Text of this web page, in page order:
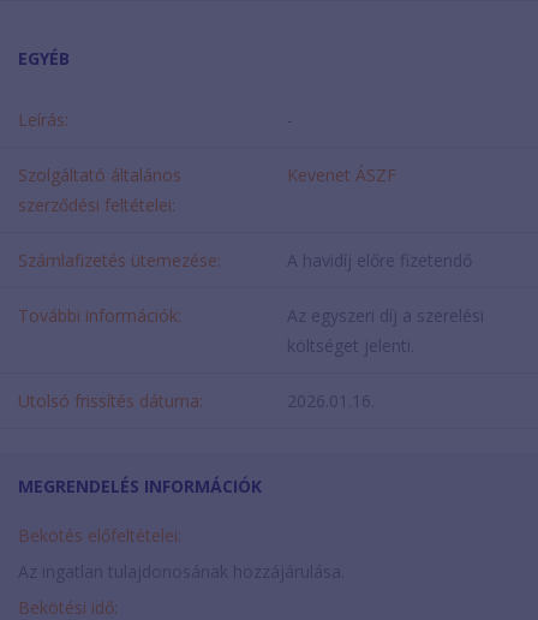
EGYÉB
Leírás: -
Szolgáltató általános
szerződési feltételei:
Kevenet ÁSZF
Számlafizetés ütemezése: A havidíj előre fizetendő
További információk:
Az egyszeri díj a szerelési
költséget jelenti.
Utolsó frissítés dátuma: 2026.01.16.
MEGRENDELÉS INFORMÁCIÓK
Bekötés előfeltételei:
Bekötési idő: